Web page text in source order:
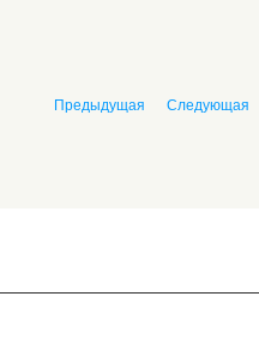
Предыдущая Следующая